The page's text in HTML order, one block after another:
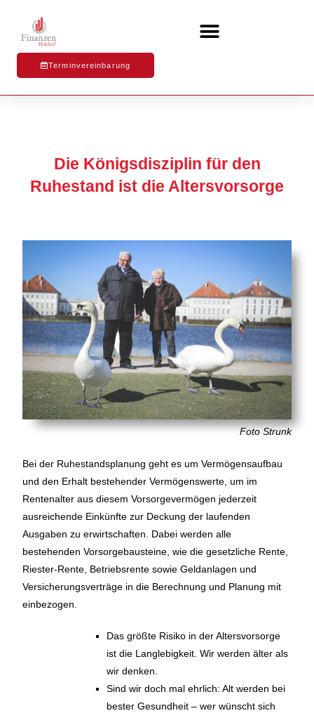
Terminvereinbarung
Die Königsdisziplin für den
Ruhestand ist die Altersvorsorge
Foto Strunk
Bei der Ruhestandsplanung geht es um Vermögensaufbau
und den Erhalt bestehender Vermögenswerte, um im
Rentenalter aus diesem Vorsorgevermögen jederzeit
ausreichende Einkünfte zur Deckung der laufenden
Ausgaben zu erwirtschaften. Dabei werden alle
bestehenden Vorsorgebausteine, wie die gesetzliche Rente,
Riester-Rente, Betriebsrente sowie Geldanlagen und
Versicherungsverträge in die Berechnung und Planung mit
einbezogen.
Das größte Risiko in der Altersvorsorge
ist die Langlebigkeit. Wir werden älter als
wir denken.
Sind wir doch mal ehrlich: Alt werden bei
bester Gesundheit – wer wünscht sich